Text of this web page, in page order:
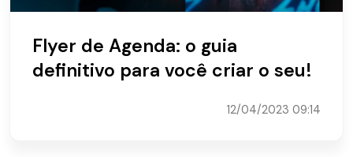
Flyer de Agenda: o guia
definitivo para você criar o seu!
12/04/2023 09:14